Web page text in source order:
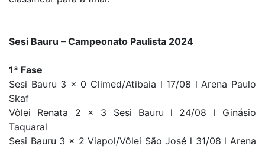
Sesi Bauru – Campeonato Paulista 2024
1ª Fase
Sesi Bauru 3 x 0 Climed/Atibaia l 17/08 l Arena Paulo
Skaf
Vôlei Renata 2 x 3 Sesi Bauru l 24/08 l Ginásio
Taquaral
Sesi Bauru 3 x 2 Viapol/Vôlei São José l 31/08 l Arena